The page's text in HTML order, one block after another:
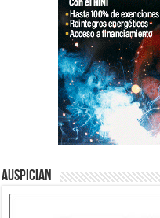
Auspician